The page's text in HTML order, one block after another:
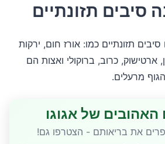
תזונתיים כמו: אורז חום, ירקות
ארטישוק, כרוב, ברוקולי ואצות הם
מרעלים.
האהובים של אגוגו
את בריאותם - הצטרפו גם!